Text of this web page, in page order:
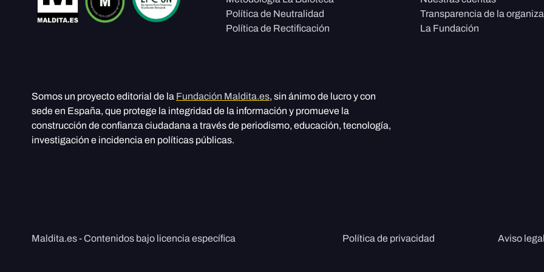
Política de Neutralidad
Política de Rectificación
Transparencia de la
La Fundación
Somos un proyecto editorial de la Fundación Maldita.es, sin ánimo de lucro y con
sede en España, que protege la integridad de la información y promueve la
construcción de confianza ciudadana a través de periodismo, educación, tecnología,
investigación e incidencia en políticas públicas.
Maldita.es - Contenidos bajo licencia específica Política de privacidad Aviso legal